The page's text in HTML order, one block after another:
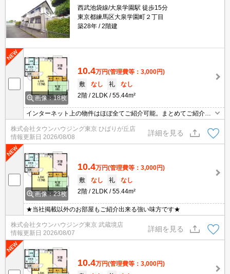
西武池袋線/大泉学園駅 徒歩15分
東京都練馬区大泉学園町２丁目
築28年
2階建
画像：18枚
10.4万円(管理費等：3,000円)
敷
なし 礼
なし
2階
2LDK 55.44m²
インターネット上の物件はほぼ全てご紹介可能。まとめてご紹介致
します。お気軽にお問合せください。お部屋探しは情報量地域ナン
バー1のタウンハウジングまで。
株式会社タウンハウジング東京 ひばりが丘店
情報更新日 2026/08/08
詳細を見る
画像：23枚
10.4万円(管理費等：3,000円)
敷
なし 礼
なし
2階
2LDK 55.44m²
★当社掲載以外のお部屋もご紹介出来る強い味方です★
株式会社タウンハウジング東京 武蔵境店
情報更新日 2026/08/07
詳細を見る
10.4万円(管理費等：3,000円)